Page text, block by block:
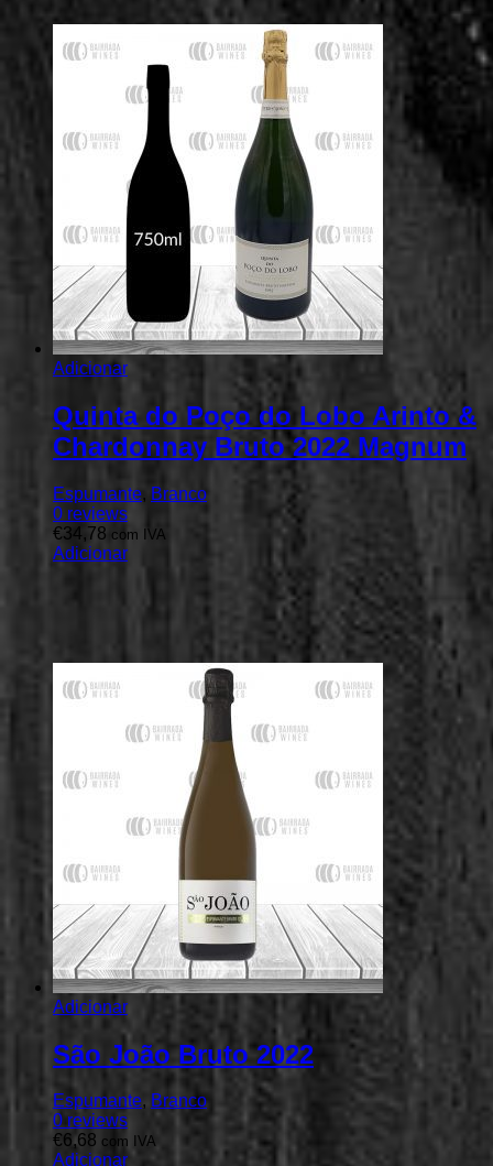
Adicionar
Quinta do Poço do Lobo Arinto &
Chardonnay Bruto 2022 Magnum
Espumante, Branco
0 reviews
€34,78 com IVA
Adicionar
Adicionar
São João Bruto 2022
Espumante, Branco
0 reviews
€6,68 com IVA
Adicionar